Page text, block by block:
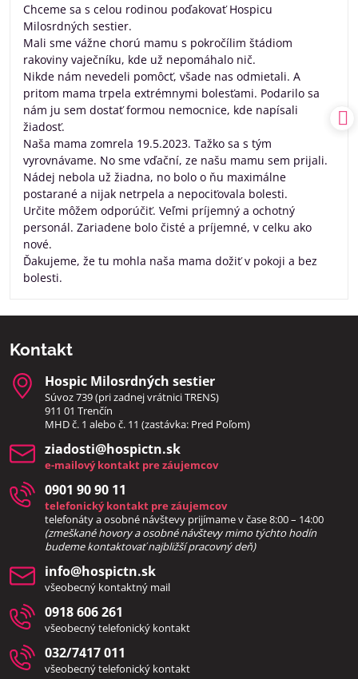
5
Chceme sa s celou rodinou poďakovať Hospicu
Milosrdných sestier.
Mali sme vážne chorú mamu s pokročílim štádiom
rakoviny vaječníku, kde už nepomáhalo nič.
Nikde nám nevedeli pomôcť, všade nas odmietali. A
pritom mama trpela extrémnymi bolesťami. Podarilo sa
nám ju sem dostať formou nemocnice, kde napísali
žiadosť.
Naša mama zomrela 19.5.2023. Tažko sa s tým
vyrovnávame. No sme vďační, ze našu mamu sem prijali.
Nádej nebola už žiadna, no bolo o ňu maximálne
postarané a nijak netrpela a nepociťovala bolesti.
Určite môžem odporúčiť. Veľmi príjemný a ochotný
personál. Zariadene bolo čisté a príjemné, v celku ako
nové.
Ďakujeme, že tu mohla naša mama dožiť v pokoji a bez
bolesti.
Kontakt
Hospic Milosrdných sestier
Súvoz 739 (pri zadnej vrátnici TRENS)
911 01 Trenčín
MHD č. 1 alebo č. 11 (zastávka: Pred Poľom)
ziadosti​@hospictn​.sk
e-mailový kontakt pre záujemcov
0901 90 90 11
telefonický kontakt pre záujemcov
telefonáty a osobné návštevy prijímame v čase 8:00 – 14:00
(zmeškané hovory a osobné návštevy mimo týchto hodín
budeme kontaktovať najbližší pracovný deň)
info​@hospictn​.sk
všeobecný kontaktný mail
0918 606 261
všeobecný telefonický kontakt
032/7417 011
všeobecný telefonický kontakt